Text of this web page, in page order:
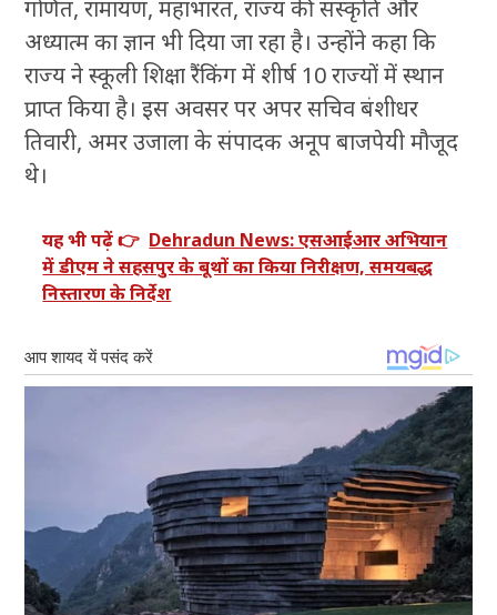
गणित, रामायण, महाभारत, राज्य की संस्कृति और
अध्यात्म का ज्ञान भी दिया जा रहा है। उन्होंने कहा कि
राज्य ने स्कूली शिक्षा रैंकिंग में शीर्ष 10 राज्यों में स्थान
प्राप्त किया है। इस अवसर पर अपर सचिव बंशीधर
तिवारी, अमर उजाला के संपादक अनूप बाजपेयी मौजूद
थे।
यह भी पढ़ें 👉 Dehradun News: एसआईआर अभियान
में डीएम ने सहसपुर के बूथों का किया निरीक्षण, समयबद्ध
निस्तारण के निर्देश